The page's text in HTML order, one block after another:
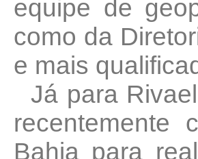
equipe de
como da
e mais
Já para
recentemente
Bahia para